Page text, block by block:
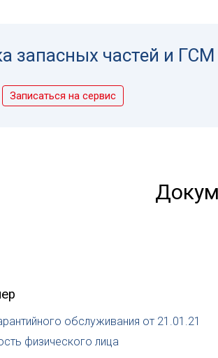
запасных частей и ГСМ
Записаться на сервис
обслуживания от 21.01.21
физического лица